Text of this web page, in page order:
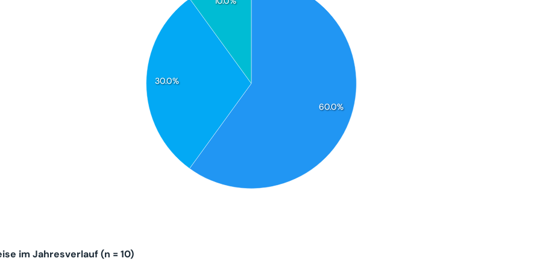
60.0%
30.0%
im Jahresverlauf (n = 10)